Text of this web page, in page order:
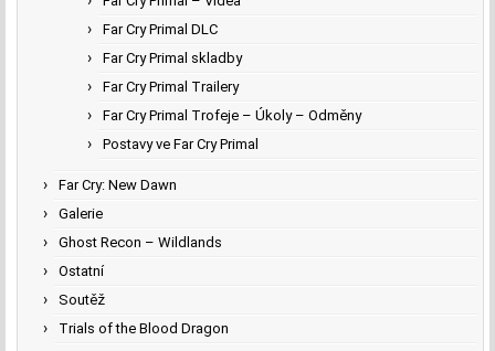
Far Cry Primal DLC
Far Cry Primal skladby
Far Cry Primal Trailery
Far Cry Primal Trofeje – Úkoly – Odměny
Postavy ve Far Cry Primal
Far Cry: New Dawn
Galerie
Ghost Recon – Wildlands
Ostatní
Soutěž
Trials of the Blood Dragon